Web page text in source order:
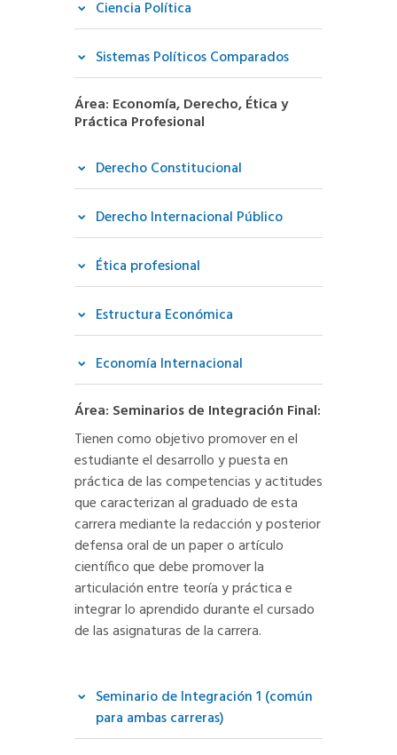
Ciencia Política
Sistemas Políticos Comparados
Área: Economía, Derecho, Ética y
Práctica Profesional
Derecho Constitucional
Derecho Internacional Público
Ética profesional
Estructura Económica
Economía Internacional
Área: Seminarios de Integración Final:
Tienen como objetivo promover en el
estudiante el desarrollo y puesta en
práctica de las competencias y actitudes
que caracterizan al graduado de esta
carrera mediante la redacción y posterior
defensa oral de un paper o artículo
científico que debe promover la
articulación entre teoría y práctica e
integrar lo aprendido durante el cursado
de las asignaturas de la carrera.
Seminario de Integración 1 (común
para ambas carreras)